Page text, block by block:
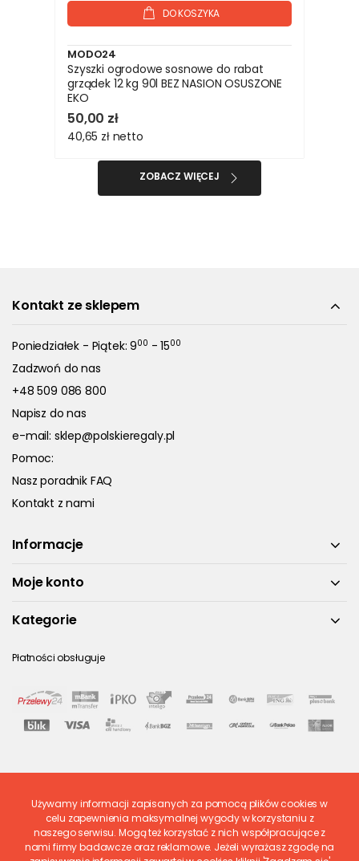
DO KOSZYKA
MODO24
Szyszki ogrodowe sosnowe do rabat
grządek 12 kg 90l BEZ NASION OSUSZONE
EKO
50,00 zł
40,65 zł netto
ZOBACZ WIĘCEJ
Kontakt ze sklepem
Poniedziałek - Piątek: 900 - 1500
Zadzwoń do nas
+48 509 086 800
Napisz do nas
e-mail: sklep@polskieregaly.pl
Pomoc:
Nasz poradnik FAQ
Kontakt z nami
Informacje
Moje konto
Kategorie
Płatności obsługuje
Ostatnio ocenione
Używamy informacji zapisanych za pomocą plików cookies w
celu zapewnienia maksymalnej wygody w korzystaniu z
naszego serwisu. Mogą też korzystać z nich współpracujące z
nami firmy badawcze oraz reklamowe. Jeżeli wyrażasz zgodę na